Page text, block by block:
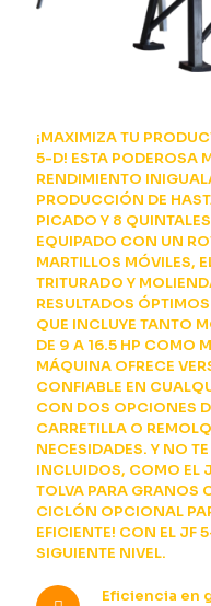
¡MAXIMIZA TU
5-D! ESTA PODEROSA
RENDIMIENTO
PRODUCCIÓN DE
PICADO Y 8
EQUIPADO CON UN
MARTILLOS MÓVILES,
TRITURADO Y
RESULTADOS
QUE INCLUYE TANTO
DE 9 A 16.5 HP COMO
MÁQUINA OFRECE
CONFIABLE EN
CON DOS OPCIONES
CARRETILLA O
NECESIDADES. Y NO
INCLUIDOS, COMO EL
TOLVA PARA GRANOS
CICLÓN OPCIONAL
EFICIENTE! CON EL JF
SIGUIENTE NIVEL.
Eficiencia en